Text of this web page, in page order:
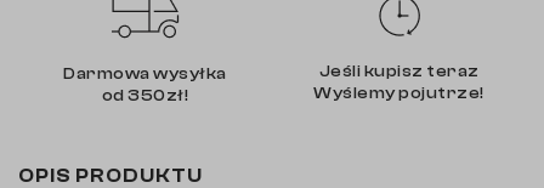
Darmowa wysyłka
od 350zł!
Jeśli kupisz teraz
Wyślemy pojutrze!
OPIS PRODUKTU